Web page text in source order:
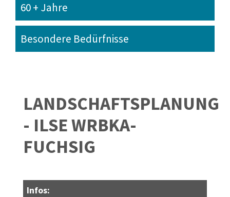
60 + Jahre
Besondere Bedürfnisse
LANDSCHAFTSPLANUNG
- ILSE WRBKA-
FUCHSIG
Infos: